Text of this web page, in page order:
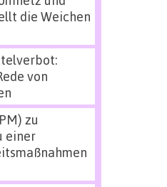
die Weichen
von
zu
einer